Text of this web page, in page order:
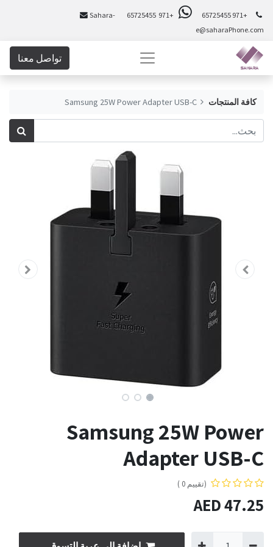
+971 65725455
+971 65725455
Sahara-
e@saharaPhone.com
تواصل معنا
كافة المنتجات Samsung 25W Power Adapter USB-C
Samsung 25W Power
Adapter USB-C
(تقييم 0 )
47.25